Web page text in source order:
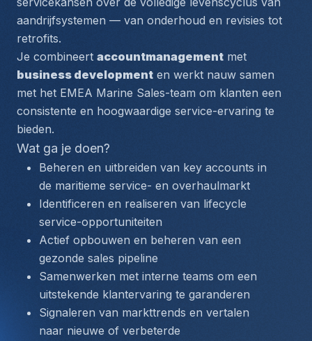
aandrijfsystemen — van onderhoud en revisies tot
retrofits.
Je combineert accountmanagement
business development en werkt nauw samen
met het EMEA Marine Sales-team om klanten een
consistente en hoogwaardige service-ervaring te
bieden.
Wat ga je doen?
Beheren en uitbreiden van key accounts in
de maritieme service- en overhaulmarkt
Identificeren en realiseren van lifecycle
service-opportuniteiten
Actief opbouwen en beheren van een
gezonde sales pipeline
Samenwerken met interne teams om een
uitstekende klantervaring te garanderen
Signaleren van markttrends en vertalen
naar nieuwe of verbeterde